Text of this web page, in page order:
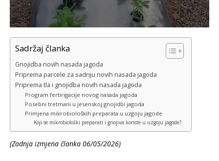
Sadržaj članka
Gnojidba novih nasada jagoda
Priprema parcele za sadnju novih nasada jagoda
Priprema tla i gnojidba novih nasada jagoda
Program fertirigacije novog nasada jagoda
Posebni tretmani u jesenskoj gnojidbi jagoda
Primjena mikrobioloških preparata u uzgoju jagode
Koji se mikrobiološki preparati i gnojiva koriste u uzgoju jagode?
(Zadnja izmjena članka 06/05/2026)